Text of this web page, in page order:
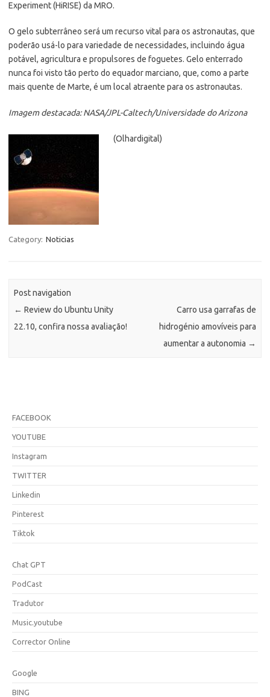
Experiment (HiRISE) da MRO.
O gelo subterrâneo será um recurso vital para os astronautas, que
poderão usá-lo para variedade de necessidades, incluindo água
potável, agricultura e propulsores de foguetes. Gelo enterrado
nunca foi visto tão perto do equador marciano, que, como a parte
mais quente de Marte, é um local atraente para os astronautas.
Imagem destacada: NASA/JPL-Caltech/Universidade do Arizona
(Olhardigital)
Category: Noticias
Post navigation
← Review do Ubuntu Unity
22.10, confira nossa avaliação!
Carro usa garrafas de
hidrogénio amovíveis para
aumentar a autonomia →
FACEBOOK
YOUTUBE
Instagram
TWITTER
Linkedin
Pinterest
Tiktok
Chat GPT
PodCast
Tradutor
Music.youtube
Corrector Online
Google
BING